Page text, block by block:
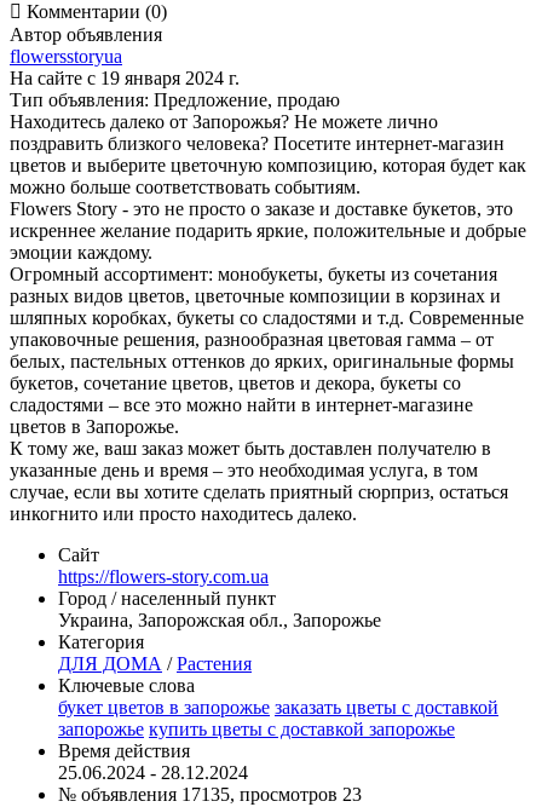
 Комментарии (0)
Автор объявления
flowersstoryua
На сайте с 19 января 2024 г.
Тип объявления: Предложение, продаю
Находитесь далеко от Запорожья? Не можете лично
поздравить близкого человека? Посетите интернет-магазин
цветов и выберите цветочную композицию, которая будет как
можно больше соответствовать событиям.
Flowers Story - это не просто о заказе и доставке букетов, это
искреннее желание подарить яркие, положительные и добрые
эмоции каждому.
Огромный ассортимент: монобукеты, букеты из сочетания
разных видов цветов, цветочные композиции в корзинах и
шляпных коробках, букеты со сладостями и т.д. Современные
упаковочные решения, разнообразная цветовая гамма – от
белых, пастельных оттенков до ярких, оригинальные формы
букетов, сочетание цветов, цветов и декора, букеты со
сладостями – все это можно найти в интернет-магазине
цветов в Запорожье.
К тому же, ваш заказ может быть доставлен получателю в
указанные день и время – это необходимая услуга, в том
случае, если вы хотите сделать приятный сюрприз, остаться
инкогнито или просто находитесь далеко.
Сайт
https://flowers-story.com.ua
Город / населенный пункт
Украина, Запорожская обл., Запорожье
Категория
ДЛЯ ДОМА /Растения
Ключевые слова
букет цветов в запорожье заказать цветы с доставкой
запорожье купить цветы с доставкой запорожье
Время действия
25.06.2024 - 28.12.2024
№ объявления 17135, просмотров 23